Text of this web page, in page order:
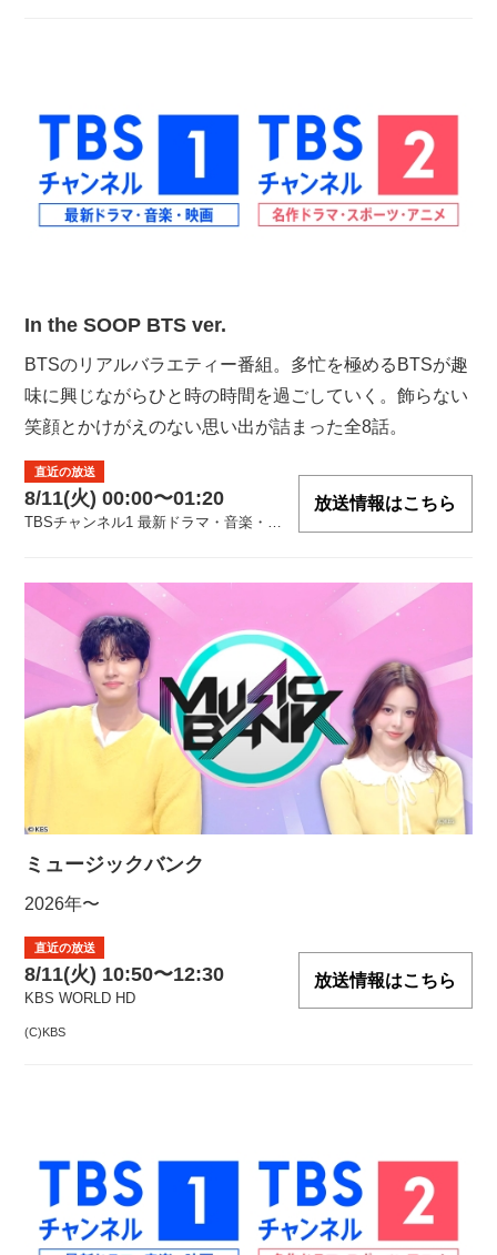
In the SOOP BTS ver.
BTSのリアルバラエティー番組。多忙を極めるBTSが趣
味に興じながらひと時の時間を過ごしていく。飾らない
笑顔とかけがえのない思い出が詰まった全8話。
直近の放送
8/11(火) 00:00〜01:20 放送情報はこちら
ミュージックバンク
2026年〜
直近の放送
8/11(火) 10:50〜12:30
KBS WORLD HD
放送情報はこちら
(C)KBS